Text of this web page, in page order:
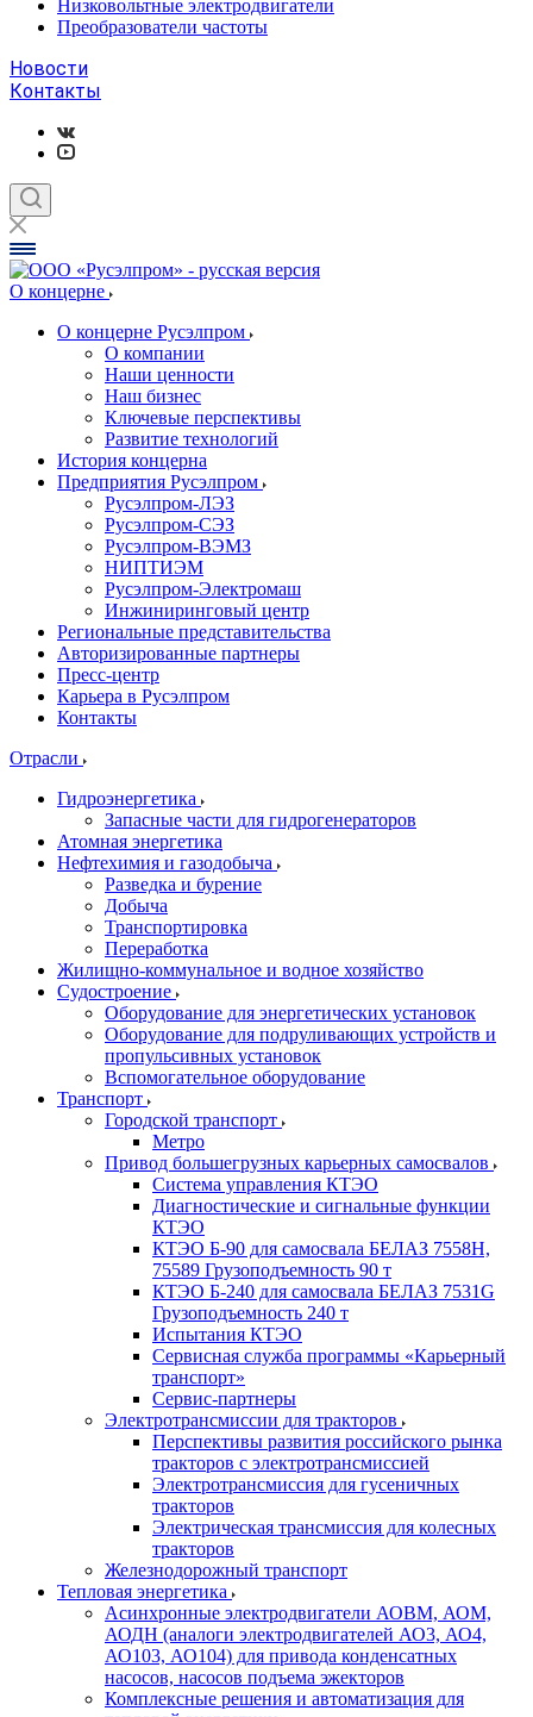
Низковольтные электродвигатели
Преобразователи частоты
Новости
Контакты
О концерне
О концерне Русэлпром
О компании
Наши ценности
Наш бизнес
Ключевые перспективы
Развитие технологий
История концерна
Предприятия Русэлпром
Русэлпром-ЛЭЗ
Русэлпром-СЭЗ
Русэлпром-ВЭМЗ
НИПТИЭМ
Русэлпром-Электромаш
Инжиниринговый центр
Региональные представительства
Авторизированные партнеры
Пресс-центр
Карьера в Русэлпром
Контакты
Отрасли
Гидроэнергетика
Запасные части для гидрогенераторов
Атомная энергетика
Нефтехимия и газодобыча
Разведка и бурение
Добыча
Транспортировка
Переработка
Жилищно-коммунальное и водное хозяйство
Судостроение
Оборудование для энергетических установок
Оборудование для подруливающих устройств и
пропульсивных установок
Вспомогательное оборудование
Транспорт
Городской транспорт
Метро
Привод большегрузных карьерных самосвалов
Система управления КТЭО
Диагностические и сигнальные функции
КТЭО
КТЭО Б-90 для самосвала БЕЛАЗ 7558H,
75589 Грузоподъемность 90 т
КТЭО Б-240 для самосвала БЕЛАЗ 7531G
Грузоподъемность 240 т
Испытания КТЭО
Сервисная служба программы «Карьерный
транспорт»
Сервис-партнеры
Электротрансмиссии для тракторов
Перспективы развития российского рынка
тракторов с электротрансмиссией
Электротрансмиссия для гусеничных
тракторов
Электрическая трансмиссия для колесных
тракторов
Железнодорожный транспорт
Тепловая энергетика
Асинхронные электродвигатели АОВМ, АОМ,
АОДН (аналоги электродвигателей АО3, АО4,
АО103, АО104) для привода конденсатных
насосов, насосов подъема эжекторов
Комплексные решения и автоматизация для